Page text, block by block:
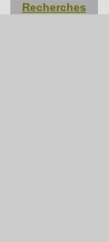
Recherches